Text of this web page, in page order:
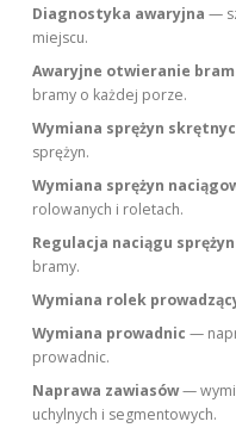
Diagnostyka awaryjna —
miejscu.
Awaryjne otwieranie bram
bramy o każdej porze.
Wymiana sprężyn
sprężyn.
Wymiana sprężyn
rolowanych i roletach.
Regulacja naciągu sprężyn
bramy.
Wymiana rolek
Wymiana prowadnic —
prowadnic.
Naprawa zawiasów—
uchylnych i segmentowych.